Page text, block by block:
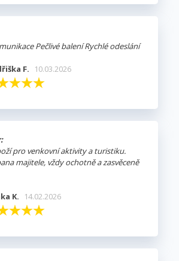
Pečlivé balení Rychlé odeslání
F. 10.03.2026
pro venkovní aktivity a turistiku.
majitele, vždy ochotně a zasvěceně
K. 14.02.2026